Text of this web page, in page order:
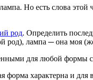
Но есть слова этой
род. Определить
род), лампа ─ она моя
для любой формы
форма характерна и